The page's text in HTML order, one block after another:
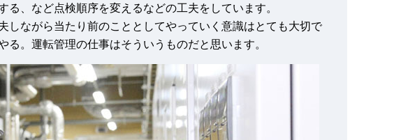
、など点検順序を変えるなどの工夫をしています。
ながら当たり前のこととしてやっていく意識はとても大切で
。運転管理の仕事はそういうものだと思います。